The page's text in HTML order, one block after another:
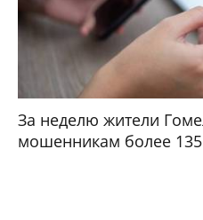
За неделю жители
мошенникам более